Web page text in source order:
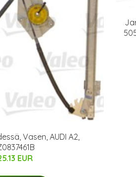
Vasen, AUDI A2,
EUR